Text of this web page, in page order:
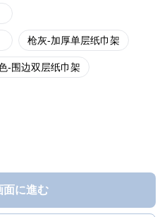
枪灰-加厚单层纸巾架
-围边双层纸巾架
面に進む